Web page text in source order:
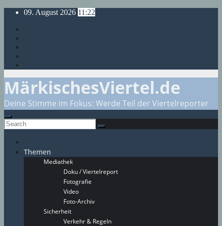
Skip
content
09. August 2026 11:22
MärkischesViertel.de
Deine Stimme im Fokus: Werde Teil der Viertelreporter
Themen
Mediathek
Doku / Viertelreport
Fotografie
Video
Foto-Archiv
Sicherheit
Verkehr & Regeln